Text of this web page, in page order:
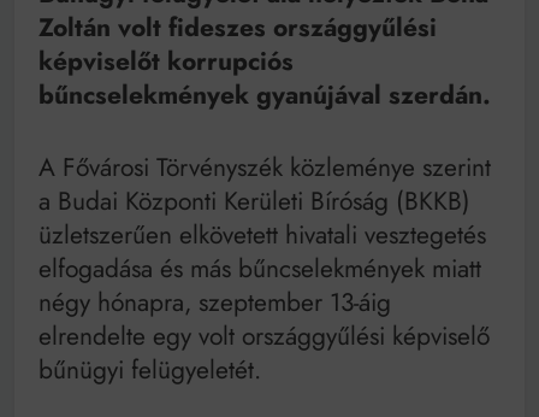
Bitumenes lapostetők: a bevált technológia akkor
működik, ha jól van felújítva
Zoltán volt fideszes országgyűlési
képviselőt korrupciós
bűncselekmények gyanújával szerdán.
A Fővárosi Törvényszék közleménye szerint
a Budai Központi Kerületi Bíróság (BKKB)
üzletszerűen elkövetett hivatali vesztegetés
elfogadása és más bűncselekmények miatt
négy hónapra, szeptember 13-áig
elrendelte egy volt országgyűlési képviselő
bűnügyi felügyeletét.